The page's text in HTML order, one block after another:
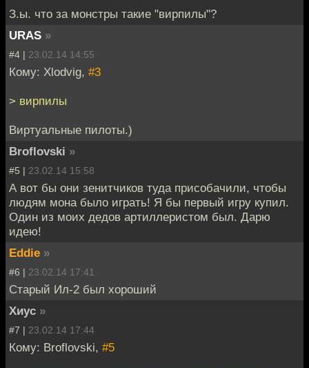
З.ы. что за монстры такие "вирпилы"?
URAS »
#4 | 23.02.14 14:55
Кому: Xlodvig, #3
> вирпилы
Виртуальные пилоты.)
Broflovski »
#5 | 23.02.14 15:58
А вот бы они зенитчиков туда присобачили, чтобы
людям мона было играть! Я бы первый игру купил.
Один из моих дедов артиллеристом был. Дарю
идею!
Eddie »
#6 | 23.02.14 17:41
Старый Ил-2 был хороший
Хиус »
#7 | 23.02.14 17:44
Кому: Broflovski, #5